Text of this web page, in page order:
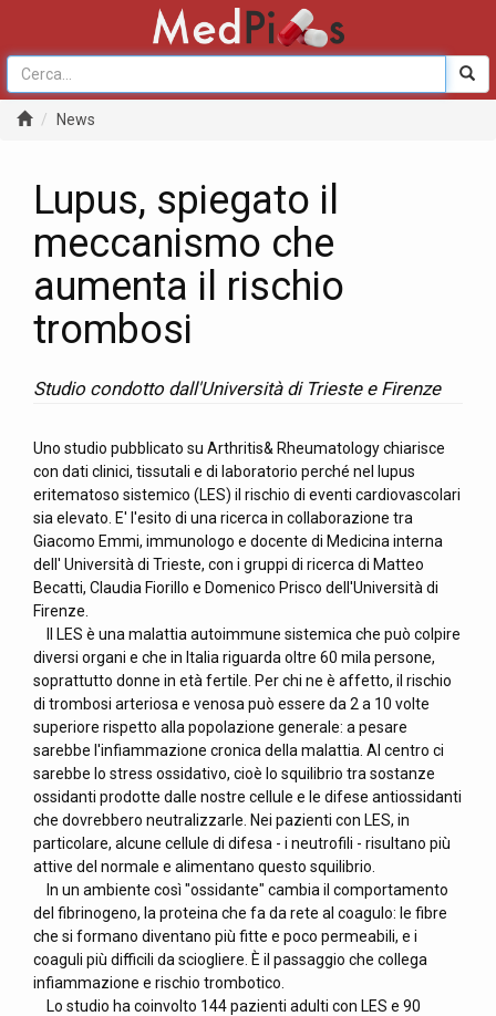
News
Lupus, spiegato il
meccanismo che
aumenta il rischio
trombosi
Studio condotto dall'Università di Trieste e Firenze
Uno studio pubblicato su Arthritis& Rheumatology chiarisce
con dati clinici, tissutali e di laboratorio perché nel lupus
eritematoso sistemico (LES) il rischio di eventi cardiovascolari
sia elevato. E' l'esito di una ricerca in collaborazione tra
Giacomo Emmi, immunologo e docente di Medicina interna
dell' Università di Trieste, con i gruppi di ricerca di Matteo
Becatti, Claudia Fiorillo e Domenico Prisco dell'Università di
Firenze.
Il LES è una malattia autoimmune sistemica che può colpire
diversi organi e che in Italia riguarda oltre 60 mila persone,
soprattutto donne in età fertile. Per chi ne è affetto, il rischio
di trombosi arteriosa e venosa può essere da 2 a 10 volte
superiore rispetto alla popolazione generale: a pesare
sarebbe l'infiammazione cronica della malattia. Al centro ci
sarebbe lo stress ossidativo, cioè lo squilibrio tra sostanze
ossidanti prodotte dalle nostre cellule e le difese antiossidanti
che dovrebbero neutralizzarle. Nei pazienti con LES, in
particolare, alcune cellule di difesa - i neutrofili - risultano più
attive del normale e alimentano questo squilibrio.
In un ambiente così "ossidante" cambia il comportamento
del fibrinogeno, la proteina che fa da rete al coagulo: le fibre
che si formano diventano più fitte e poco permeabili, e i
coaguli più difficili da sciogliere. È il passaggio che collega
infiammazione e rischio trombotico.
Lo studio ha coinvolto 144 pazienti adulti con LES e 90